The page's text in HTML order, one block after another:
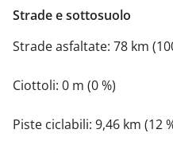
Strade e sottosuolo
Strade asfaltate: 78 km
Ciottoli: 0 m (0 %)
Piste ciclabili: 9,46 km (12